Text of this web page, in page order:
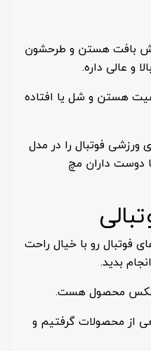
بافت هستن و طرحشون
و عالی داره.
هستن و شل یا افتاده
ورزشی فوتبال را در مدل
داران مچ
فوتبال رو با خیال راحت
بدید.
عکس محصول هست.
از محصولات گرفتیم و